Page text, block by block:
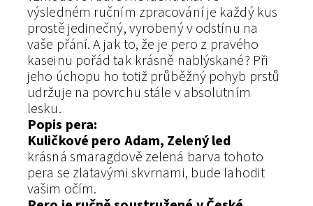
výsledném ručním zpracování je každý kus
prostě jedinečný, vyrobený v odstínu na
vaše přání. A jak to, že je pero z pravého
kaseinu pořád tak krásně nablýskané? Při
jeho úchopu ho totiž průběžný pohyb prstů
udržuje na povrchu stále v absolutním
lesku.
Popis pera:
Kuličkové pero Adam, Zelený led
krásná smaragdově zelená barva tohoto
pera se zlatavými skvrnami, bude lahodit
vašim očím.